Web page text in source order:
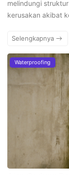
melindungi
kerusakan akibat
Selengkapnya
Waterproofing